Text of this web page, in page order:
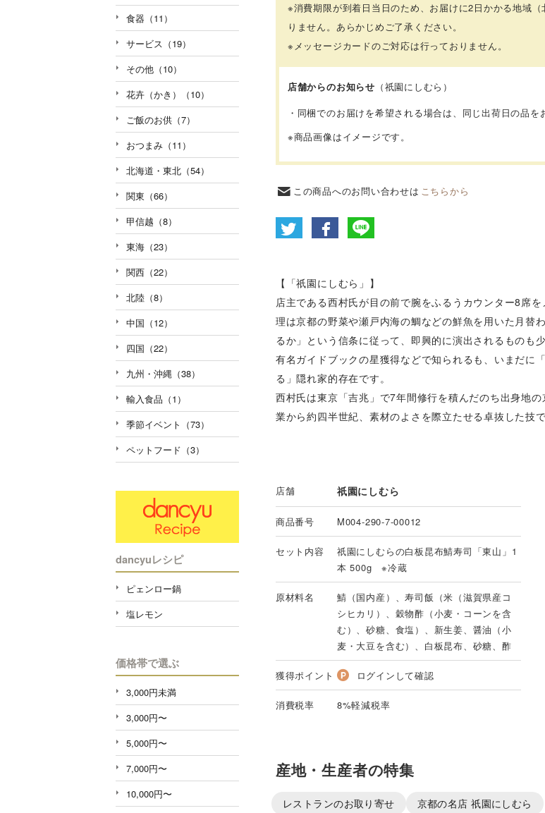
※消費期限が到着日当日のため、お届けに2日かかる地域
りません。あらかじめご了承ください。
※メッセージカードのご対応は行っておりません。
店舗からのお知らせ （祇園にしむら）
・同梱でのお届けを希望される場合は、同じ出荷日の品を
※商品画像はイメージです。
この商品へのお問い合わせは こちらから
【「祇園にしむら」】
店主である西村氏が目の前で腕をふるうカウンター8席
理は京都の野菜や瀬戸内海の鯛などの鮮魚を用いた月替
るか」という信条に従って、即興的に演出されるものも
有名ガイドブックの星獲得などで知られるも、いまだに
る」隠れ家的存在です。
西村氏は東京「吉兆」で7年間修行を積んだのち出身地
業から約四半世紀、素材のよさを際立たせる卓抜した技
店舗 祇園にしむら
商品番号 M004-290-7-00012
セット内容
祇園にしむらの白板昆布鯖寿司「東山」1
本 500g ※冷蔵
原材料名
鯖（国内産）、寿司飯（米（滋賀県産コ
シヒカリ）、穀物酢（小麦・コーンを含
む）、砂糖、食塩）、新生姜、醤油（小
麦・大豆を含む）、白板昆布、砂糖、酢
獲得ポイント ログインして確認
消費税率 8%軽減税率
産地・生産者の特集
レストランのお取り寄せ 京都の名店 祇園にしむら
食器（11）
サービス（19）
その他（10）
花卉（かき）（10）
ご飯のお供（7）
おつまみ（11）
北海道・東北（54）
関東（66）
甲信越（8）
東海（23）
関西（22）
北陸（8）
中国（12）
四国（22）
九州・沖縄（38）
輸入食品（1）
季節イベント（73）
ペットフード（3）
dancyuレシピ
ピェンロー鍋
塩レモン
価格帯で選ぶ
3,000円未満
3,000円〜
5,000円〜
7,000円〜
10,000円〜